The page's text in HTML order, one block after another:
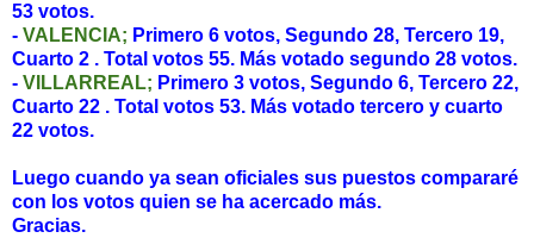
53 votos.
- VALENCIA; Primero 6 votos, Segundo 28, Tercero 19,
Cuarto 2 . Total votos 55. Más votado segundo 28 votos.
- VILLARREAL; Primero 3 votos, Segundo 6, Tercero 22,
Cuarto 22 . Total votos 53. Más votado tercero y cuarto
22 votos.
Luego cuando ya sean oficiales sus puestos compararé
con los votos quien se ha acercado más.
Gracias.